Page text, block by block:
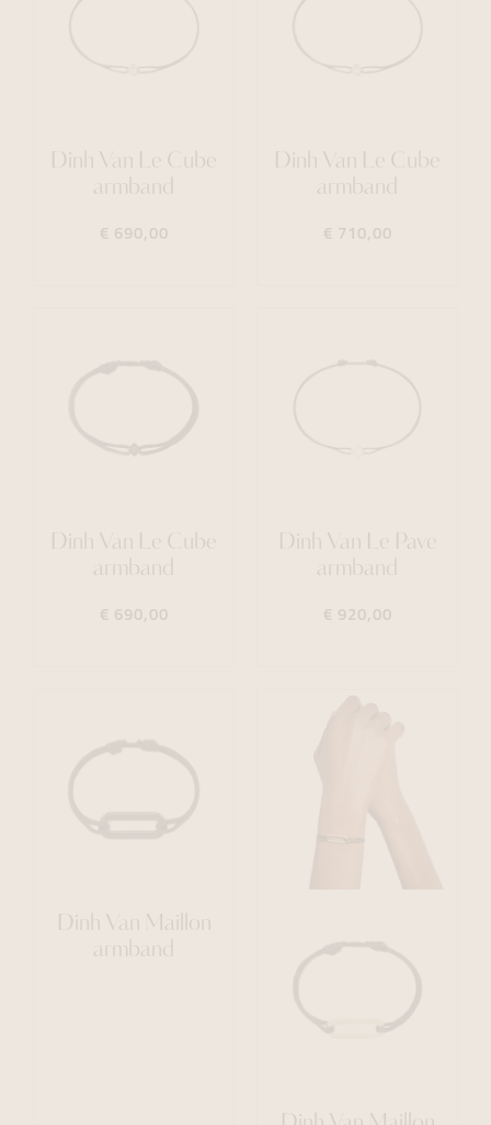
Dinh Van Le Cube
armband
€ 690,00
Dinh Van Le Cube
armband
€ 710,00
Dinh Van Le Cube
armband
€ 690,00
Dinh Van Le Pave
armband
€ 920,00
Dinh Van Maillon
armband